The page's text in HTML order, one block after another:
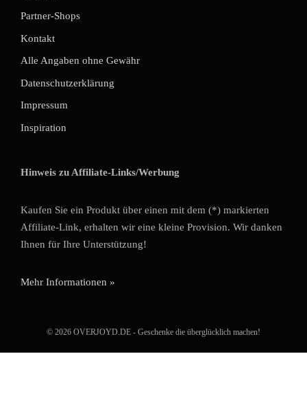
Partner-Shops
Kontakt
Alle Angaben ohne Gewähr
Datenschutzerklärung
Impressum
Inspiration
Hinweis zu Affiliate-Links/Werbung
Kaufen Sie ein Produkt über einen mit dem (*) markierten
Affiliate-Link, erhalten wir eine kleine Provision. Wir danken
Ihnen für Ihre Unterstützung!
Mehr Informationen »
© 2026 OVERJOYD.DE - Geschenke die überglücklich machen!